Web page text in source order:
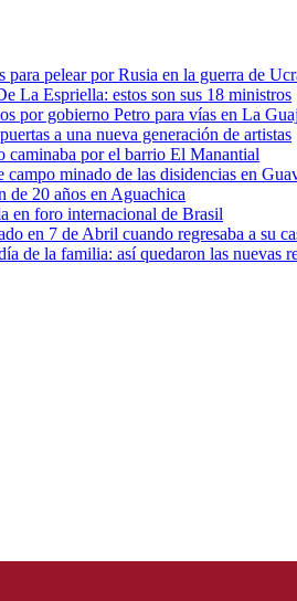
pelear por Rusia en la guerra de
La Espriella: estos son sus 18 ministros
por gobierno Petro para vías en La
a una nueva generación de artistas
caminaba por el barrio El Manantial
minado de las disidencias en
de 20 años en Aguachica
en foro internacional de Brasil
en 7 de Abril cuando regresaba a su
de la familia: así quedaron las nuevas